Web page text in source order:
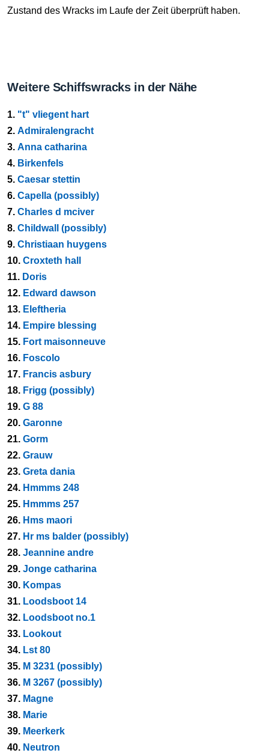
Zustand des Wracks im Laufe der Zeit überprüft haben.
Weitere Schiffswracks in der Nähe
1. "t" vliegent hart
2. Admiralengracht
3. Anna catharina
4. Birkenfels
5. Caesar stettin
6. Capella (possibly)
7. Charles d mciver
8. Childwall (possibly)
9. Christiaan huygens
10. Croxteth hall
11. Doris
12. Edward dawson
13. Eleftheria
14. Empire blessing
15. Fort maisonneuve
16. Foscolo
17. Francis asbury
18. Frigg (possibly)
19. G 88
20. Garonne
21. Gorm
22. Grauw
23. Greta dania
24. Hmmms 248
25. Hmmms 257
26. Hms maori
27. Hr ms balder (possibly)
28. Jeannine andre
29. Jonge catharina
30. Kompas
31. Loodsboot 14
32. Loodsboot no.1
33. Lookout
34. Lst 80
35. M 3231 (possibly)
36. M 3267 (possibly)
37. Magne
38. Marie
39. Meerkerk
40. Neutron